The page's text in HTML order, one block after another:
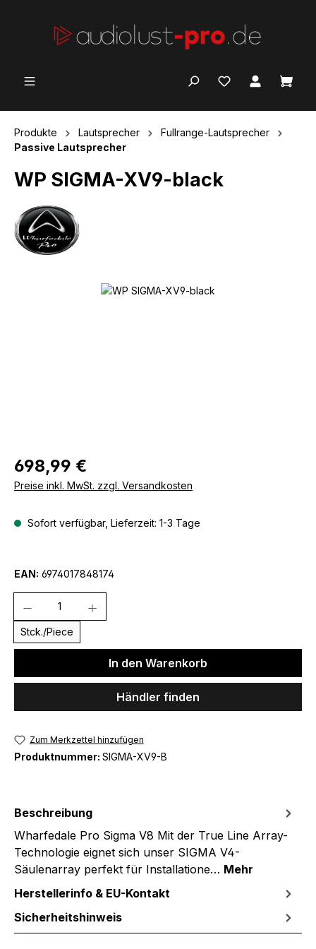
Produkte Lautsprecher
Fullrange-Lautsprecher
Passive Lautsprecher
WP SIGMA-XV9-black
Bildergalerie überspringen
Regulärer Preis:
698,99 €
Preise inkl. MwSt. zzgl. Versandkosten
Sofort verfügbar, Lieferzeit: 1-3 Tage
EAN: 6974017848174
Stck./Piece
In den Warenkorb
Händler finden
Zum Merkzettel hinzufügen
Produktnummer: SIGMA-XV9-B
Beschreibung
Wharfedale Pro Sigma V8 Mit der True Line Array-
Technologie eignet sich unser SIGMA V4-
Säulenarray perfekt für Installatione… Mehr
Herstellerinfo & EU-Kontakt
Sicherheitshinweis